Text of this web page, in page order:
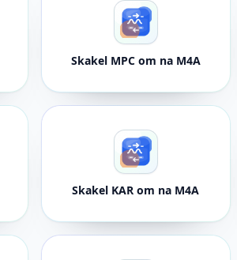
Skakel MPC om na M4A
Skakel KAR om na M4A